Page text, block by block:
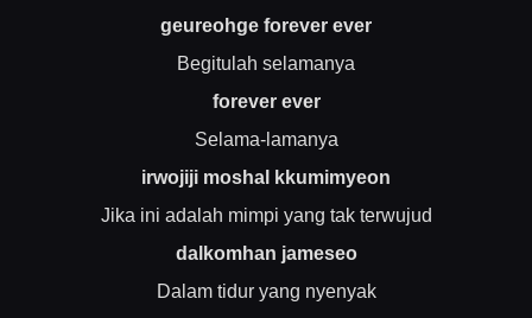
geureohge forever ever
Begitulah selamanya
forever ever
Selama-lamanya
irwojiji moshal kkumimyeon
Jika ini adalah mimpi yang tak terwujud
dalkomhan jameseo
Dalam tidur yang nyenyak